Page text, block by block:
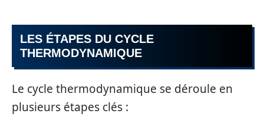
LES ÉTAPES DU CYCLE
THERMODYNAMIQUE
Le cycle thermodynamique se déroule en
plusieurs étapes clés :